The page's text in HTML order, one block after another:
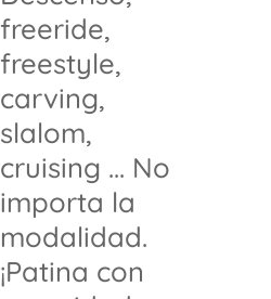
freeride,
freestyle,
carving,
slalom,
cruising ... No
importa la
modalidad.
¡Patina con